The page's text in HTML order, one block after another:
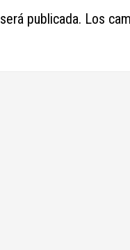
publicada. Los